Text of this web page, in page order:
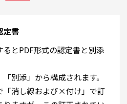
定書
とPDF形式の認定書と別添
別添」から構成されます。
「消し線および×付け」で訂